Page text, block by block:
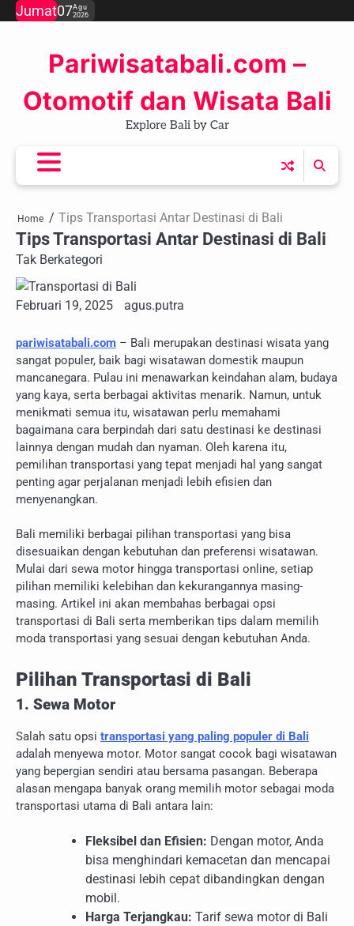
SkipJumat07Agu
2026
Pariwisatabali.com –
Otomotif dan Wisata Bali
Explore Bali by Car
Home Tips Transportasi Antar Destinasi di Bali
Tips Transportasi Antar Destinasi di Bali
Tak Berkategori
Februari 19, 2025 agus.putra
pariwisatabali.com – Bali merupakan destinasi wisata yang
sangat populer, baik bagi wisatawan domestik maupun
mancanegara. Pulau ini menawarkan keindahan alam, budaya
yang kaya, serta berbagai aktivitas menarik. Namun, untuk
menikmati semua itu, wisatawan perlu memahami
bagaimana cara berpindah dari satu destinasi ke destinasi
lainnya dengan mudah dan nyaman. Oleh karena itu,
pemilihan transportasi yang tepat menjadi hal yang sangat
penting agar perjalanan menjadi lebih efisien dan
menyenangkan.
Bali memiliki berbagai pilihan transportasi yang bisa
disesuaikan dengan kebutuhan dan preferensi wisatawan.
Mulai dari sewa motor hingga transportasi online, setiap
pilihan memiliki kelebihan dan kekurangannya masing-
masing. Artikel ini akan membahas berbagai opsi
transportasi di Bali serta memberikan tips dalam memilih
moda transportasi yang sesuai dengan kebutuhan Anda.
Pilihan Transportasi di Bali
1. Sewa Motor
Salah satu opsi transportasi yang paling populer di Bali
adalah menyewa motor. Motor sangat cocok bagi wisatawan
yang bepergian sendiri atau bersama pasangan. Beberapa
alasan mengapa banyak orang memilih motor sebagai moda
transportasi utama di Bali antara lain:
Fleksibel dan Efisien: Dengan motor, Anda
bisa menghindari kemacetan dan mencapai
destinasi lebih cepat dibandingkan dengan
mobil.
Harga Terjangkau: Tarif sewa motor di Bali